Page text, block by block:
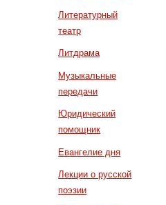
Литературный
театр
Литдрама
Музыкальные
передачи
Юридический
помощник
Евангелие дня
Лекции о русской
поэзии